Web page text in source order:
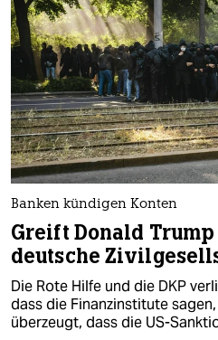
Banken kündigen Konten
Greift Donald
deutsche
Die Rote Hilfe und die DKP
dass die Finanzinstitute
überzeugt, dass die US-